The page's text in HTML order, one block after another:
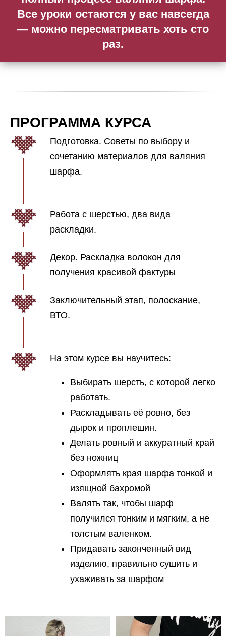
Все уроки остаются у вас навсегда
— можно пересматривать хоть сто
раз.
ПРОГРАММА КУРСА
Подготовка. Советы по выбору и
сочетанию материалов для валяния
шарфа.
Работа с шерстью, два вида
раскладки.
Декор. Раскладка волокон для
получения красивой фактуры
Заключительный этап, полоскание,
ВТО.
На этом курсе вы научитесь:
Выбирать шерсть, с которой легко
работать.
Раскладывать её ровно, без
дырок и проплешин.
Делать ровный и аккуратный край
без ножниц
Оформлять края шарфа тонкой и
изящной бахромой
Валять так, чтобы шарф
получился тонким и мягким, а не
толстым валенком.
Придавать законченный вид
изделию, правильно сушить и
ухаживать за шарфом